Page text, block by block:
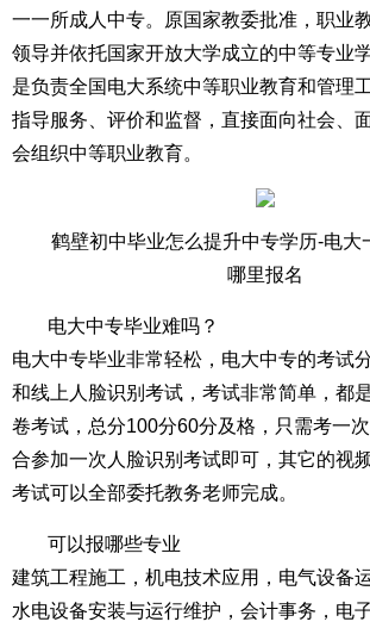
一一所成人中专。原国家教委批准，职业
领导并依托国家开放大学成立的中等专业
是负责全国电大系统中等职业教育和管理
指导服务、评价和监督，直接面向社会、
会组织中等职业教育。
鹤壁初中毕业怎么提升中专学历-电大
哪里报名
电大中专毕业难吗？
电大中专毕业非常轻松，电大中专的考试
和线上人脸识别考试，考试非常简单，都
卷考试，总分100分60分及格，只需考一
合参加一次人脸识别考试即可，其它的视
考试可以全部委托教务老师完成。
可以报哪些专业
建筑工程施工，机电技术应用，电气设备
水电设备安装与运行维护，会计事务，电